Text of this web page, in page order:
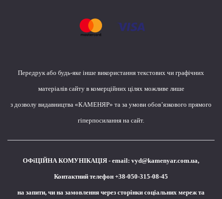
Передрук або будь-яке інше використання текстових чи графічних
матеріалів сайту в комерційних цілях можливе лише
з дозволу видавництва «КАМЕНЯР» та за умови обов’язкового прямого
гіперпосилання на сайт.
ОФіЦІЙНА КОМУНІКАЦІЯ - email: vyd@kamenyar.com.ua,
Контактний телефон +38-050-315-08-45
на запити, чи на замовлення через сторінки соціальних мереж та